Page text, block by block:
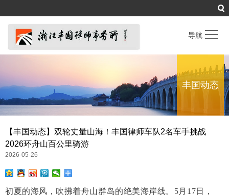
导航
关于丰国
专业人员 Professionals
Practice Areas
丰国动态
联系我们 Contact us
丰国动态
【丰国动态】双轮丈量山海！丰国律师车队2名车手挑战
2026环舟山百公里骑游
2026-05-26
初夏的海风，吹拂着舟山群岛的绝美海岸线。5月17日，